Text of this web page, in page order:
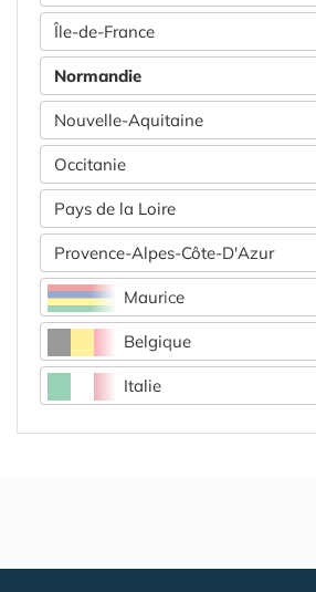
Île-de-France
Normandie
Nouvelle-Aquitaine
Occitanie
Pays de la Loire
Provence-Alpes-Côte-D'Azur
Maurice
Belgique
Italie